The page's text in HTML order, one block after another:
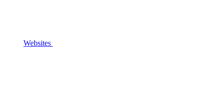
Websites